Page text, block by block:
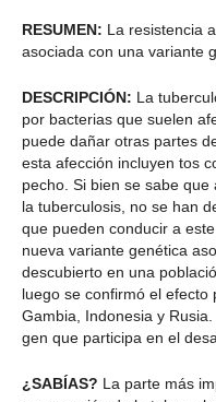
RESUMEN: La resistencia
asociada con una variante
DESCRIPCIÓN: La
por bacterias que suelen
puede dañar otras partes
esta afección incluyen tos
pecho. Si bien se sabe
la tuberculosis, no se han
que pueden conducir a
nueva variante genética
descubierto en una
luego se confirmó el
Gambia, Indonesia y
gen que participa en el
¿SABÍAS? La parte más